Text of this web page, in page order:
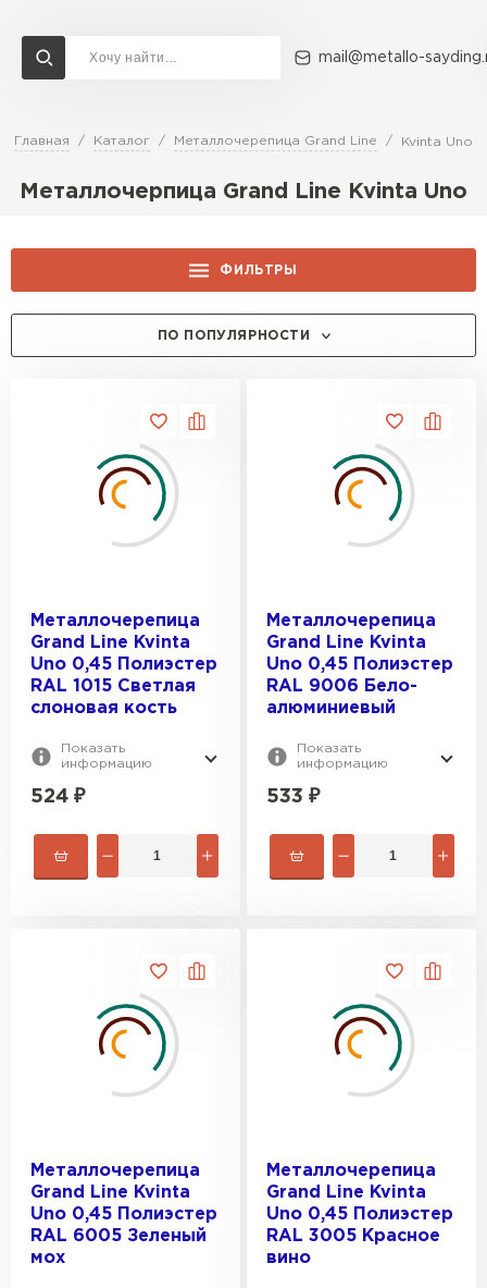
mail@metallo-
Главная Каталог Металлочерепица Grand Line Kvinta Uno
Металлочерпица Grand Line Kvinta Uno
ФИЛЬТРЫ
ПОКРЫТИЕ:
GreenCoat Pural BT, matt
GreenСoat Pural BT
RAL 1015
RAL 2004
ОТТЕНОК:
Quarzit Cuprum Steel
Антрацитово-серый
Бело-зеленый
ВИД ПОВЕРХНОСТИ:
Глянцевая
ПО ПОПУЛЯРНОСТИ
Металлочерепица
Grand Line Kvinta
Uno 0,45 Полиэстер
RAL 1015 Светлая
слоновая кость
Показать
информацию
524 ₽
Металлочерепица
Grand Line Kvinta
Uno 0,45 Полиэстер
RAL 9006 Бело-
алюминиевый
Показать
информацию
533 ₽
Металлочерепица
Grand Line Kvinta
Uno 0,45 Полиэстер
RAL 6005 Зеленый
мох
Металлочерепица
Grand Line Kvinta
Uno 0,45 Полиэстер
RAL 3005 Красное
вино
Доставка и оплата Акции О компании
ВСЕ ПРОИЗВОДИТЕЛИ